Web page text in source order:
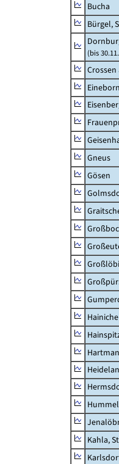
Bucha
Bürgel,
(bis
Gneus
Gösen
Kahla,